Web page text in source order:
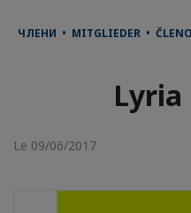
ЧЛЕНИ • MITGLIEDER •
Lyria
Le 09/06/2017